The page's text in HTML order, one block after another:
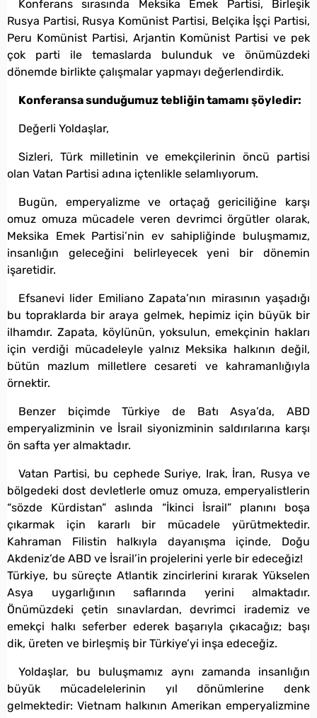
Konferans sırasında Meksika Emek Partisi, Birleşik
Rusya Partisi, Rusya Komünist Partisi, Belçika İşçi Partisi,
Peru Komünist Partisi, Arjantin Komünist Partisi ve pek
çok parti ile temaslarda bulunduk ve önümüzdeki
dönemde birlikte çalışmalar yapmayı değerlendirdik.
Konferansa sunduğumuz tebliğin tamamı şöyledir:
Değerli Yoldaşlar,
Sizleri, Türk milletinin ve emekçilerinin öncü partisi
olan Vatan Partisi adına içtenlikle selamlıyorum.
Bugün, emperyalizme ve ortaçağ gericiliğine karşı
omuz omuza mücadele veren devrimci örgütler olarak,
Meksika Emek Partisi’nin ev sahipliğinde buluşmamız,
insanlığın geleceğini belirleyecek yeni bir dönemin
işaretidir.
Efsanevi lider Emiliano Zapata’nın mirasının yaşadığı
bu topraklarda bir araya gelmek, hepimiz için büyük bir
ilhamdır. Zapata, köylünün, yoksulun, emekçinin hakları
için verdiği mücadeleyle yalnız Meksika halkının değil,
bütün mazlum milletlere cesareti ve kahramanlığıyla
örnektir.
Benzer biçimde Türkiye de Batı Asya’da, ABD
emperyalizminin ve İsrail siyonizminin saldırılarına karşı
ön safta yer almaktadır.
Vatan Partisi, bu cephede Suriye, Irak, İran, Rusya ve
bölgedeki dost devletlerle omuz omuza, emperyalistlerin
“sözde Kürdistan” aslında “İkinci İsrail” planını boşa
çıkarmak için kararlı bir mücadele yürütmektedir.
Kahraman Filistin halkıyla dayanışma içinde, Doğu
Akdeniz’de ABD ve İsrail’in projelerini yerle bir edeceğiz!
Türkiye, bu süreçte Atlantik zincirlerini kırarak Yükselen
Asya uygarlığının saflarında yerini almaktadır.
Önümüzdeki çetin sınavlardan, devrimci irademiz ve
emekçi halkı seferber ederek başarıyla çıkacağız; başı
dik, üreten ve birleşmiş bir Türkiye’yi inşa edeceğiz.
Yoldaşlar, bu buluşmamız aynı zamanda insanlığın
büyük mücadelelerinin yıl dönümlerine denk
gelmektedir: Vietnam halkının Amerikan emperyalizmine